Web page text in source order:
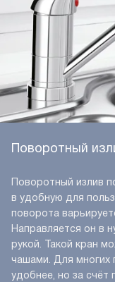
Поворотный
Поворотный излив
в удобную для
поворота
Направляется он в
рукой. Такой кран
чашами. Для многих
удобнее, но за счёт